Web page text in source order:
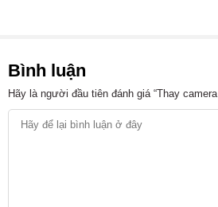
Bình luận
Hãy là người đầu tiên đánh giá “Thay